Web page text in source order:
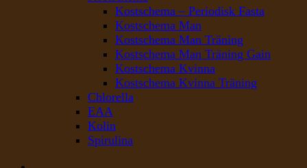
Kostschema – Periodisk Fasta
Kostschema Man
Kostschema Man Träning
Kostschema Man Träning Gain
Kostschema Kvinna
Kostschema Kvinna Träning
Chlorella
EAA
Kolin
Spirulina